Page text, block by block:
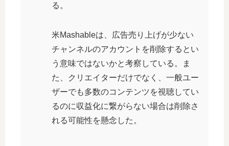
る。
米Mashableは、広告売り上げが少ない
チャンネルのアカウントを削除するとい
う意味ではないかと考察している。ま
た、クリエイターだけでなく、一般ユー
ザーでも多数のコンテンツを視聴してい
るのに収益化に繋がらない場合は削除さ
れる可能性を懸念した。